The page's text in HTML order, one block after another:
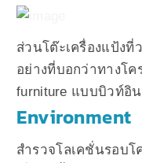
ส่วนโต๊ะเครื่องแป้งที่
อย่างที่บอกว่าทางโ
furniture แบบบิวท์อิ
Environment
สำรวจโลเคชั่นรอบโ